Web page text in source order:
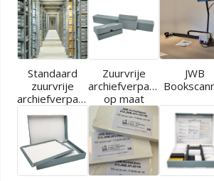
Standaard
zuurvrije
archiefverpakkingen
Zuurvrije
archiefverpakkingen
op maat
JWB